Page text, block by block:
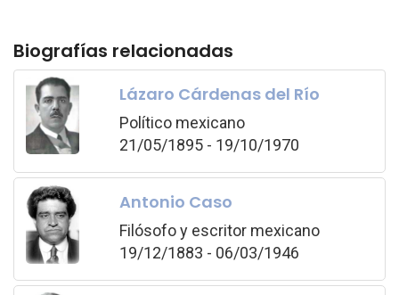
Biografías relacionadas
Lázaro Cárdenas del Río
Político mexicano
21/05/1895 - 19/10/1970
Antonio Caso
Filósofo y escritor mexicano
19/12/1883 - 06/03/1946